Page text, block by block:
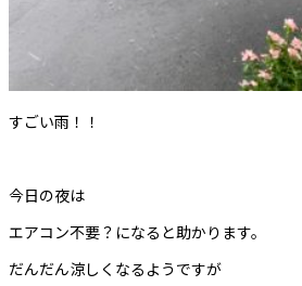
すごい雨！！
今日の夜は
エアコン不要？になると助かります。
だんだん涼しくなるようですが